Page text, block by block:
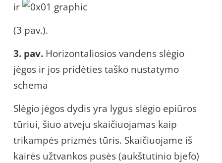
ir
(3 pav.).
3. pav. Horizontaliosios vandens slėgio
jėgos ir jos pridėties taško nustatymo
schema
Slėgio jėgos dydis yra lygus slėgio epiūros
tūriui, šiuo atveju skaičiuojamas kaip
trikampės prizmės tūris. Skaičiuojame iš
kairės užtvankos pusės (aukštutinio bjefo)